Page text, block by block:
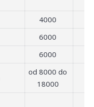
4000
6000
6000
od 8000 do
18000